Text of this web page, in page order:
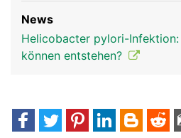
News
Helicobacter pylori-Infektion:
können entstehen?